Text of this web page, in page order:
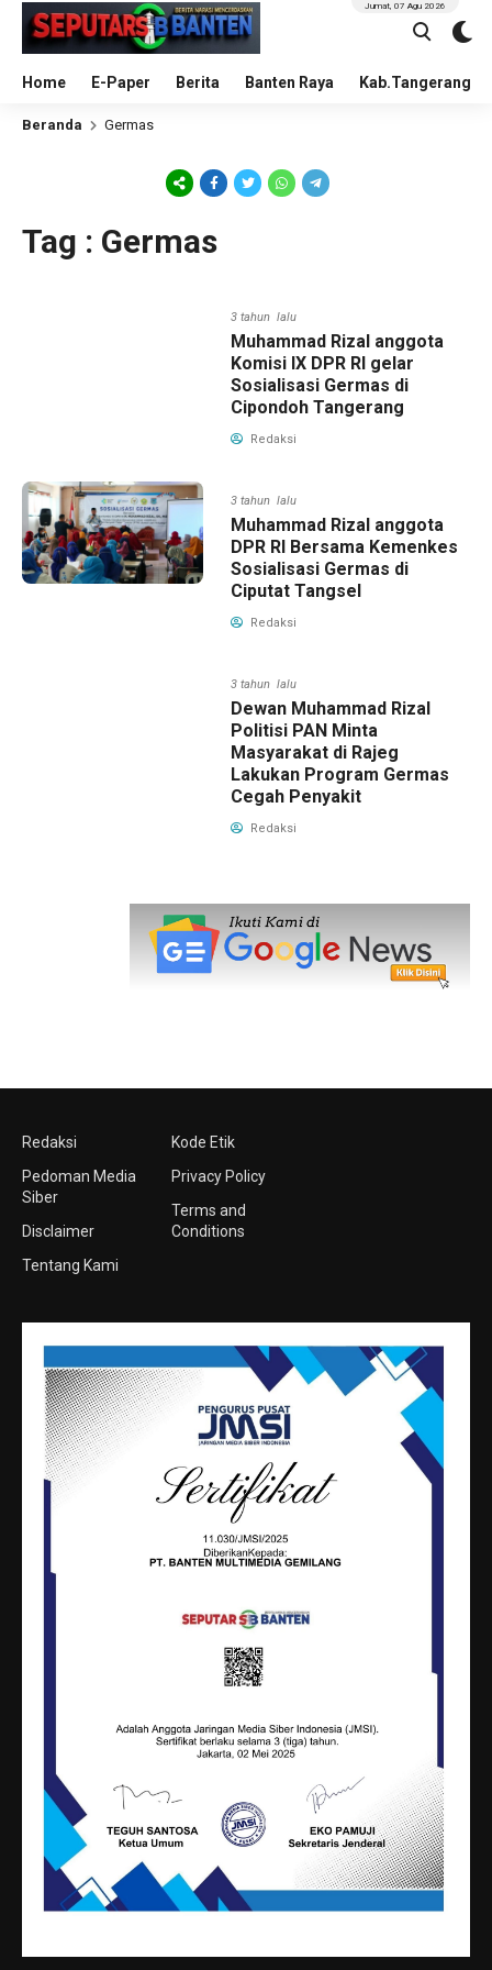
Home E-Paper Berita Banten Raya Kab.Tangerang
Jumat, 07 Agu 2026
Beranda Germas
Tag : Germas
3 tahun lalu
Muhammad Rizal anggota
Komisi IX DPR RI gelar
Sosialisasi Germas di
Cipondoh Tangerang
Redaksi
3 tahun lalu
Muhammad Rizal anggota
DPR RI Bersama Kemenkes
Sosialisasi Germas di
Ciputat Tangsel
Redaksi
3 tahun lalu
Dewan Muhammad Rizal
Politisi PAN Minta
Masyarakat di Rajeg
Lakukan Program Germas
Cegah Penyakit
Redaksi
Redaksi
Pedoman Media
Siber
Disclaimer
Tentang Kami
Kode Etik
Privacy Policy
Terms and
Conditions